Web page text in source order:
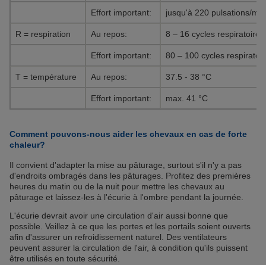
Effort important: jusqu'à 220 pulsations/
R = respiration Au repos: 8 – 16 cycles
Effort important: 80 – 100 cycles
T = température Au repos: 37.5 - 38 °C
Effort important: max. 41 °C
Comment pouvons-nous aider les chevaux en cas de forte
chaleur?
Il convient d'adapter la mise au pâturage, surtout s'il n'y a pas
d'endroits ombragés dans les pâturages. Profitez des premières
heures du matin ou de la nuit pour mettre les chevaux au
pâturage et laissez-les à l'écurie à l'ombre pendant la journée.
L'écurie devrait avoir une circulation d'air aussi bonne que
possible. Veillez à ce que les portes et les portails soient ouverts
afin d'assurer un refroidissement naturel. Des ventilateurs
peuvent assurer la circulation de l'air, à condition qu'ils puissent
être utilisés en toute sécurité.